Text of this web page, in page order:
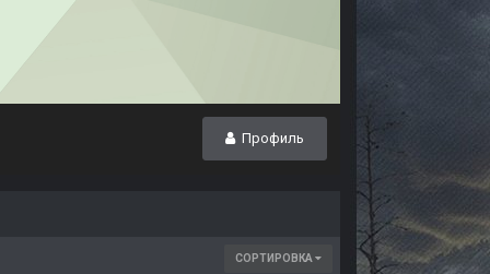
Профиль
СОРТИРОВКА